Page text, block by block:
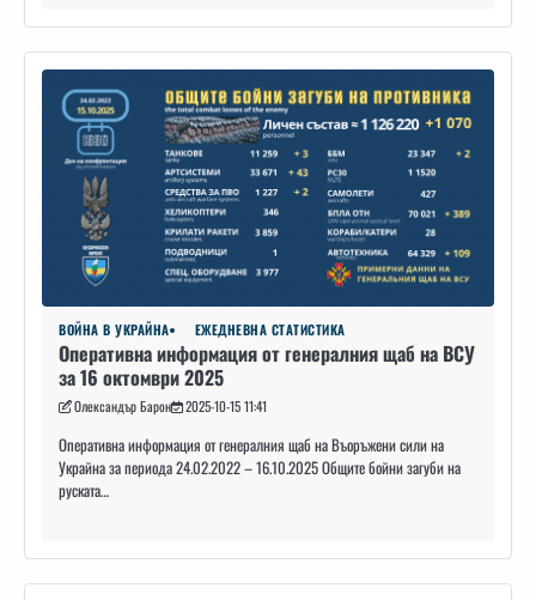
ВОЙНА В УКРАЙНА ЕЖЕДНЕВНА СТАТИСТИКА
Оперативна информация от генералния щаб на ВСУ
за 16 октомври 2025
Олександър Барон 2025-10-15 11:41
Оперативна информация от генералния щаб на Въоръжени сили на
Украйна за периода 24.02.2022 – 16.10.2025 Общите бойни загуби на
руската…